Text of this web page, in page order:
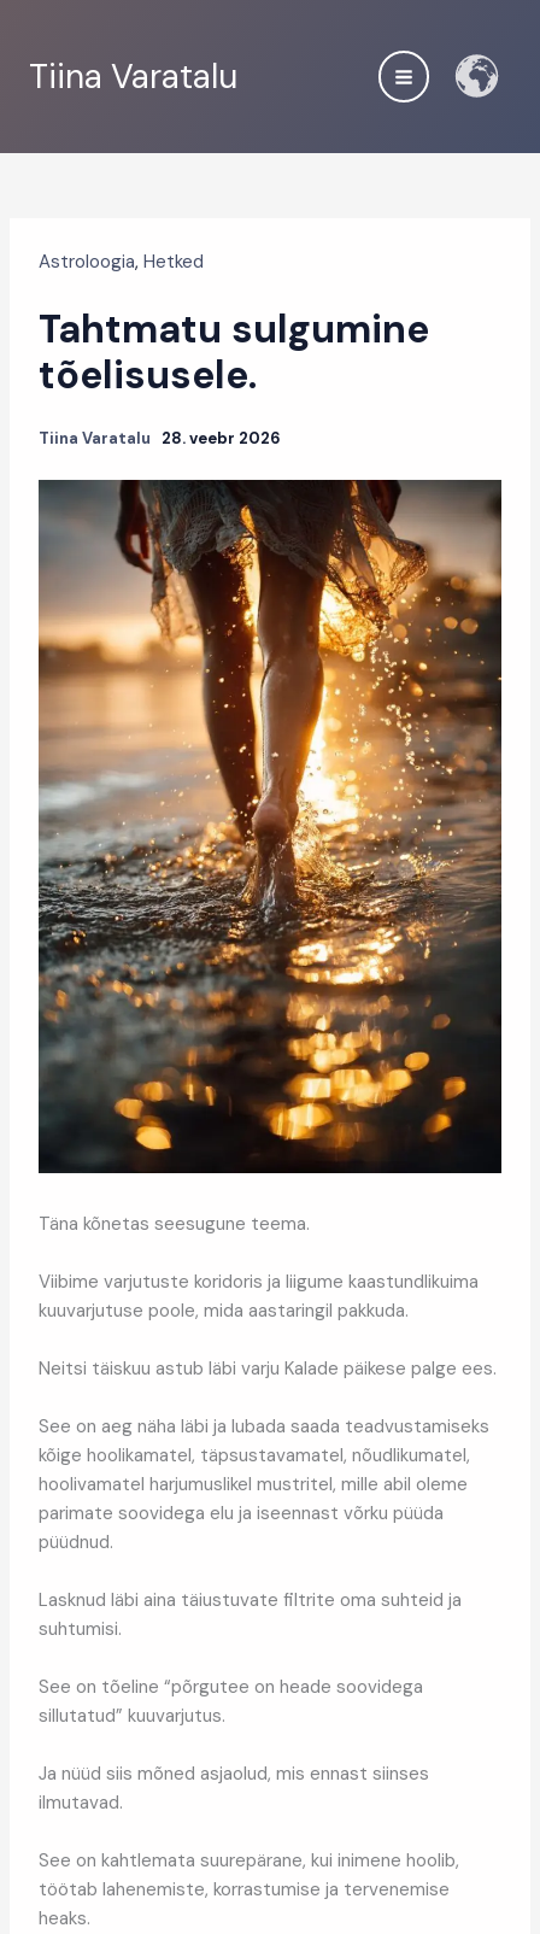
contentTiina Varatalu
Astroloogia,Hetked
Tahtmatu sulgumine
tõelisusele.
Tiina Varatalu 28. veebr 2026
Täna kõnetas seesugune teema.
Viibime varjutuste koridoris ja liigume kaastundlikuima
kuuvarjutuse poole, mida aastaringil pakkuda.
Neitsi täiskuu astub läbi varju Kalade päikese palge ees.
See on aeg näha läbi ja lubada saada teadvustamiseks
kõige hoolikamatel, täpsustavamatel, nõudlikumatel,
hoolivamatel harjumuslikel mustritel, mille abil oleme
parimate soovidega elu ja iseennast võrku püüda
püüdnud.
Lasknud läbi aina täiustuvate filtrite oma suhteid ja
suhtumisi.
See on tõeline “põrgutee on heade soovidega
sillutatud” kuuvarjutus.
Ja nüüd siis mõned asjaolud, mis ennast siinses
ilmutavad.
See on kahtlemata suurepärane, kui inimene hoolib,
töötab lahenemiste, korrastumise ja tervenemise
heaks.